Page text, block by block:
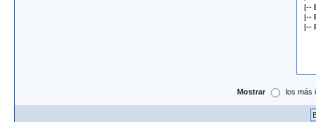
Mostrar los más